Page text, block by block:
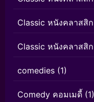
Classic หนังคลาสสิก
Classic หนังคลาสสิก
comedies (1)
Comedy คอมเมดี้ (1)